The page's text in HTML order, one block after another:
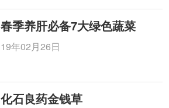
春季养肝必备7大绿色蔬菜
19年02月26日
化石良药金钱草